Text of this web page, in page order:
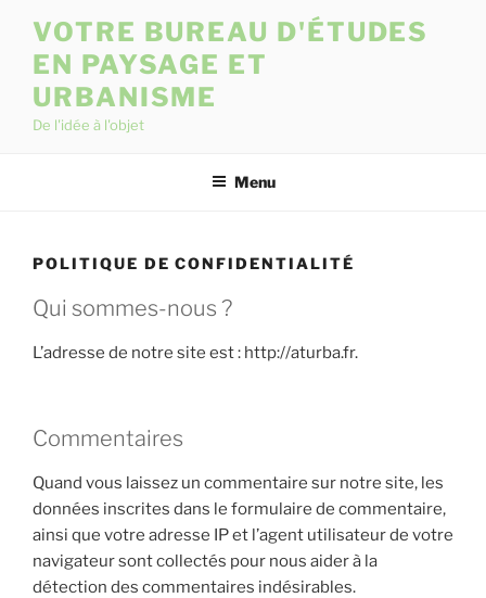
content
VOTRE BUREAU D'ÉTUDES
EN PAYSAGE ET
URBANISME
De l'idée à l'objet
Menu
POLITIQUE DE CONFIDENTIALITÉ
Qui sommes-nous ?
L’adresse de notre site est : http://aturba.fr.
Commentaires
Quand vous laissez un commentaire sur notre site, les
données inscrites dans le formulaire de commentaire,
ainsi que votre adresse IP et l’agent utilisateur de votre
navigateur sont collectés pour nous aider à la
détection des commentaires indésirables.